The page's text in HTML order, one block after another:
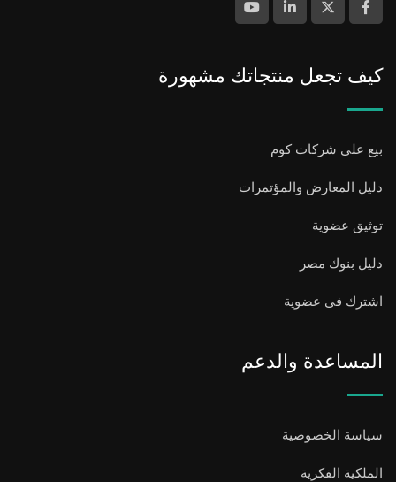
كيف تجعل منتجاتك مشهورة
بيع على شركات كوم
دليل المعارض والمؤتمرات
توثيق عضوية
دليل بنوك مصر
اشترك فى عضوية
المساعدة والدعم
سياسة الخصوصية
الملكية الفكرية